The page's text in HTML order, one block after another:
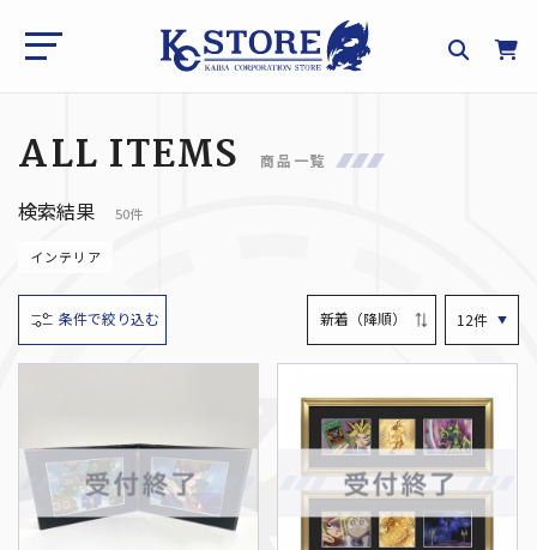
ALL ITEMS 商品一覧
検索結果 50件
インテリア
条件で絞り込む